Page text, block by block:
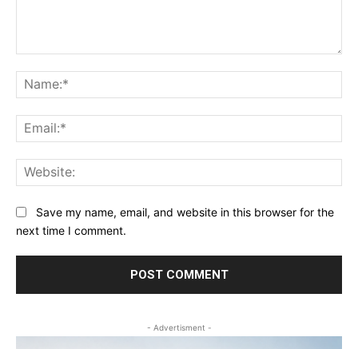
Save my name, email, and website in this browser for the
next time I comment.
- Advertisment -